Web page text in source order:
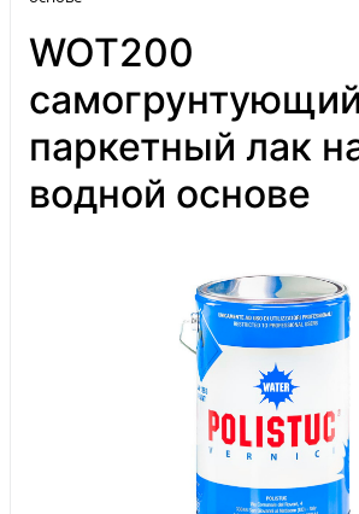
WOT200
паркетный лак
водной основе